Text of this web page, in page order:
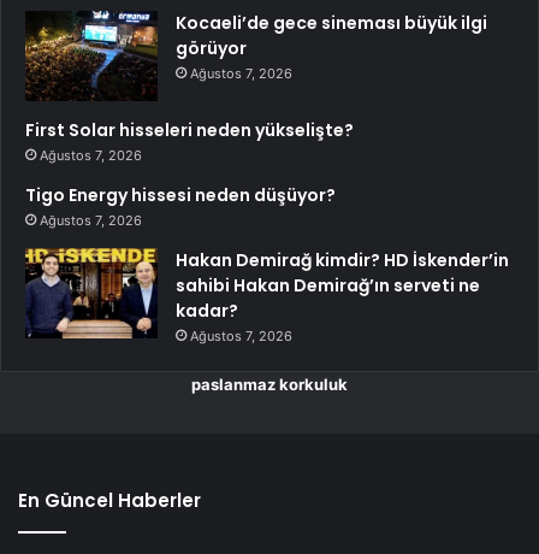
Kocaeli’de gece sineması büyük ilgi
görüyor
Ağustos 7, 2026
First Solar hisseleri neden yükselişte?
Ağustos 7, 2026
Tigo Energy hissesi neden düşüyor?
Ağustos 7, 2026
Hakan Demirağ kimdir? HD İskender’in
sahibi Hakan Demirağ’ın serveti ne
kadar?
Ağustos 7, 2026
paslanmaz korkuluk
En Güncel Haberler